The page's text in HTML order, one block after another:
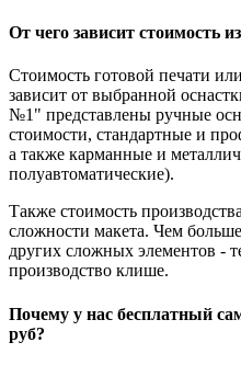
От чего зависит стоимость
Стоимость готовой печати
зависит от выбранной
№1" представлены ручные
стоимости, стандартные и
а также карманные и
полуавтоматические).
Также стоимость
сложности макета. Чем
других сложных элементов -
производство клише.
Почему у нас бесплатный
руб?